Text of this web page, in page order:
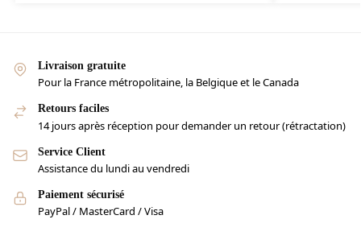
Livraison gratuite
Pour la France métropolitaine, la Belgique et le Canada
Retours faciles
14 jours après réception pour demander un retour (rétractation)
Service Client
Assistance du lundi au vendredi
Paiement sécurisé
PayPal / MasterCard / Visa